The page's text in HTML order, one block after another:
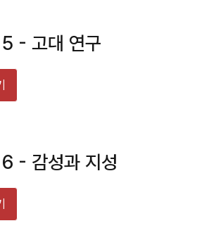
- 고대 연구
- 감성과 지성